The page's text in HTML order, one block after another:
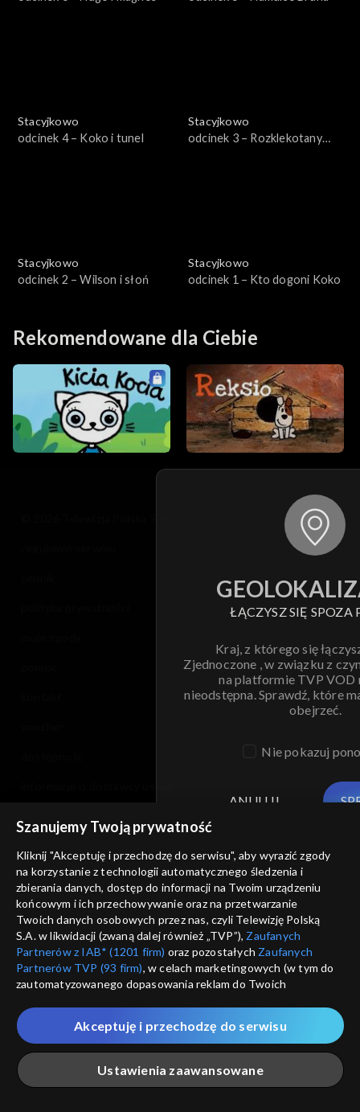
Stacyjkowo
odcinek 4 – Koko i tunel
Stacyjkowo
odcinek 3 – Rozklekotany
Stacyjkowo
odcinek 2 – Wilson i słoń
Stacyjkowo
odcinek 1 – Kto dogoni Koko
Rekomendowane dla Ciebie
ŁĄCZYSZ SIĘ SPOZA
Kraj, z którego się
Zjednoczone , w związku z
na platformie TVP VOD
nieodstępna. Sprawdź, które
obejrzeć.
Nie pokazuj
ANULUJ
Szanujemy Twoją prywatność
Kliknij "Akceptuję i przechodzę do serwisu", aby wyrazić zgody
na korzystanie z technologii automatycznego śledzenia i
zbierania danych, dostęp do informacji na Twoim urządzeniu
końcowym i ich przechowywanie oraz na przetwarzanie
Twoich danych osobowych przez nas, czyli Telewizję Polską
S.A. w likwidacji (zwaną dalej również „TVP”), Zaufanych
Partnerów z IAB* (1201 firm) oraz pozostałych Zaufanych
Partnerów TVP (93 firm), w celach marketingowych (w tym do
zautomatyzowanego dopasowania reklam do Twoich
które wskazujemy poniżej, a także zgody na udostępnianie
przez nas identyfikatora PPID do Google.
Twoje dane osobowe zbierane podczas odwiedzania przez
Ciebie naszych
poszczególnych serwisówzwanych dalej
„Portalem”, w tym informacje zapisywane za pomocą
Ustawienia zaawansowane
Akceptuję i przechodzę do serwisu